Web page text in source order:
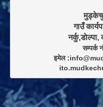
गाउँ
सम्पर्क
इमेल